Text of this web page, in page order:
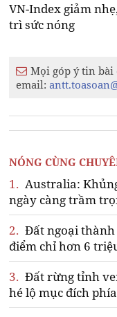
VN-Index giảm
trì sức nóng
Mọi góp ý tin
email:
NÓNG CÙNG
1. Australia:
ngày càng trầm
2. Đất ngoại thành
điểm chỉ hơn 6
3. Đất rừng tỉnh
hé lộ mục đích